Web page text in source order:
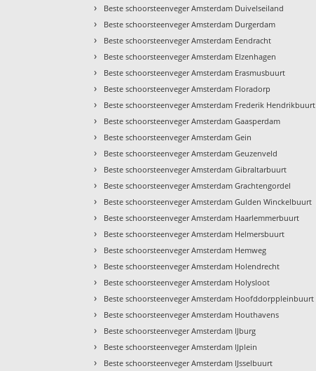
› Beste schoorsteenveger Amsterdam Duivelseiland
› Beste schoorsteenveger Amsterdam Durgerdam
› Beste schoorsteenveger Amsterdam Eendracht
› Beste schoorsteenveger Amsterdam Elzenhagen
› Beste schoorsteenveger Amsterdam Erasmusbuurt
› Beste schoorsteenveger Amsterdam Floradorp
› Beste schoorsteenveger Amsterdam Frederik Hendrikbuurt
› Beste schoorsteenveger Amsterdam Gaasperdam
› Beste schoorsteenveger Amsterdam Gein
› Beste schoorsteenveger Amsterdam Geuzenveld
› Beste schoorsteenveger Amsterdam Gibraltarbuurt
› Beste schoorsteenveger Amsterdam Grachtengordel
› Beste schoorsteenveger Amsterdam Gulden Winckelbuurt
› Beste schoorsteenveger Amsterdam Haarlemmerbuurt
› Beste schoorsteenveger Amsterdam Helmersbuurt
› Beste schoorsteenveger Amsterdam Hemweg
› Beste schoorsteenveger Amsterdam Holendrecht
› Beste schoorsteenveger Amsterdam Holysloot
› Beste schoorsteenveger Amsterdam Hoofddorppleinbuurt
› Beste schoorsteenveger Amsterdam Houthavens
› Beste schoorsteenveger Amsterdam IJburg
› Beste schoorsteenveger Amsterdam IJplein
› Beste schoorsteenveger Amsterdam IJsselbuurt